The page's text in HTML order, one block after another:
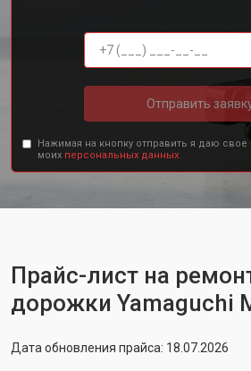
Отправить
Нажимая на кнопку отправить я даю свое
моих персональных данных.
Прайс-лист на
дорожки Yamaguchi
Дата обновления прайса: 18.07.2026